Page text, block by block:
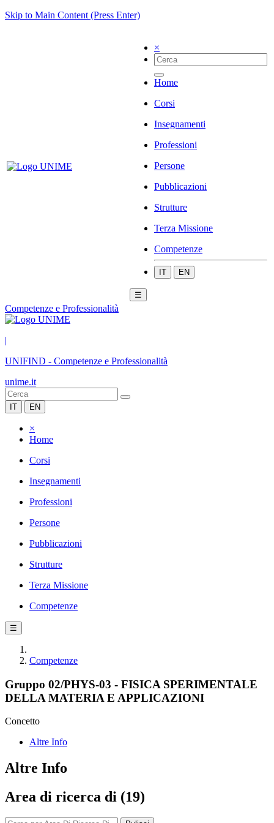
Skip to Main Content (Press Enter)
×
Home
Corsi
Insegnamenti
Professioni
Persone
Pubblicazioni
Strutture
Terza Missione
Competenze
IT EN
☰
Competenze e Professionalità
|
UNIFIND - Competenze e Professionalità
unime.it
IT EN
×
Home
Corsi
Insegnamenti
Professioni
Persone
Pubblicazioni
Strutture
Terza Missione
Competenze
☰
Competenze
Gruppo 02/PHYS-03 - FISICA SPERIMENTALE
DELLA MATERIA E APPLICAZIONI
Concetto
Altre Info
Altre Info
Area di ricerca di (19)